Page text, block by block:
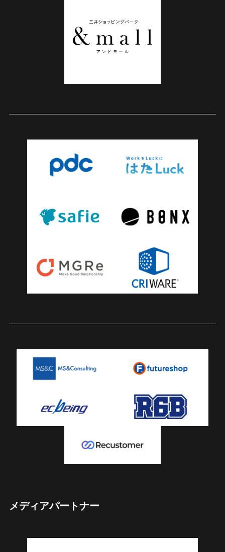
メディアパートナー